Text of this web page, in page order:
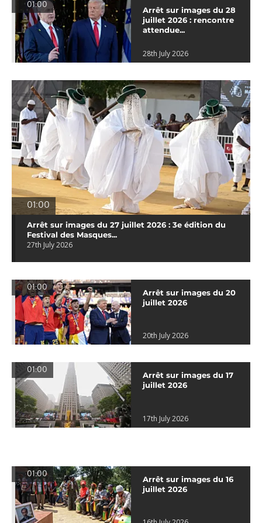
01:00
Arrêt sur images du 28
juillet 2026 : rencontre
attendue...
28th July 2026
01:00
Arrêt sur images du 27 juillet 2026 : 3e édition du
Festival des Masques...
27th July 2026
01:00
Arrêt sur images du 20
juillet 2026
20th July 2026
01:00
Arrêt sur images du 17
juillet 2026
17th July 2026
01:00
Arrêt sur images du 16
juillet 2026